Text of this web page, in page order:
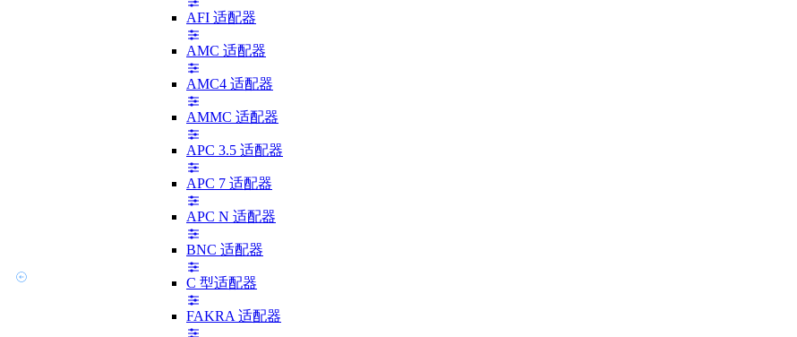
AFI 适配器
AMC 适配器
AMC4 适配器
AMMC 适配器
APC 3.5 适配器
APC 7 适配器
APC N 适配器
BNC 适配器
C 型适配器
FAKRA 适配器